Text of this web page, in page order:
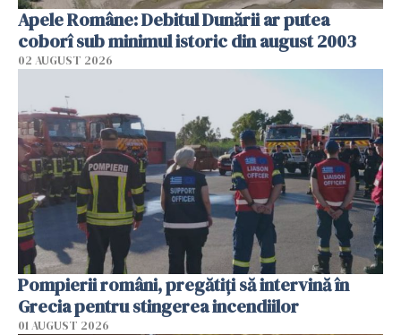
Apele Române: Debitul Dunării ar putea
coborî sub minimul istoric din august 2003
02 AUGUST 2026
Pompierii români, pregătiţi să intervină în
Grecia pentru stingerea incendiilor
01 AUGUST 2026